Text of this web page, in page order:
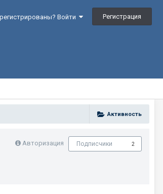
Войти Регистрация
Активность
Авторизация Подписчики 2